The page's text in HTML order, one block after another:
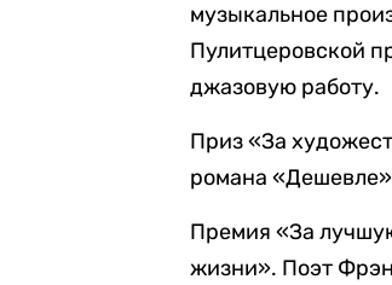
музыкальное
Пулитцеровской
джазовую работу.
Приз «За
романа
Премия «За
жизни». Поэт